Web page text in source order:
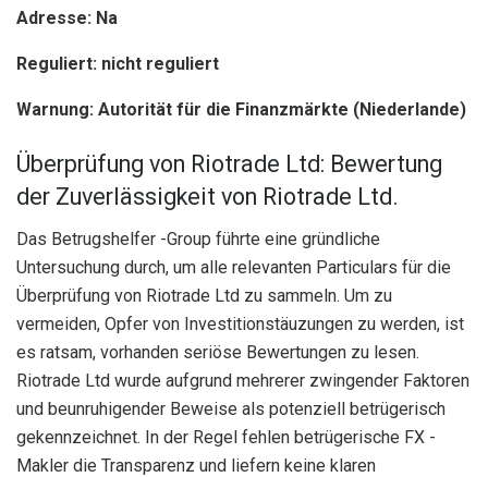
Adresse: Na
Reguliert: nicht reguliert
Warnung: Autorität für die Finanzmärkte (Niederlande)
Überprüfung von Riotrade Ltd: Bewertung
der Zuverlässigkeit von Riotrade Ltd.
Das Betrugshelfer -Group führte eine gründliche
Untersuchung durch, um alle relevanten Particulars für die
Überprüfung von Riotrade Ltd zu sammeln. Um zu
vermeiden, Opfer von Investitionstäuzungen zu werden, ist
es ratsam, vorhanden seriöse Bewertungen zu lesen.
Riotrade Ltd wurde aufgrund mehrerer zwingender Faktoren
und beunruhigender Beweise als potenziell betrügerisch
gekennzeichnet. In der Regel fehlen betrügerische FX -
Makler die Transparenz und liefern keine klaren